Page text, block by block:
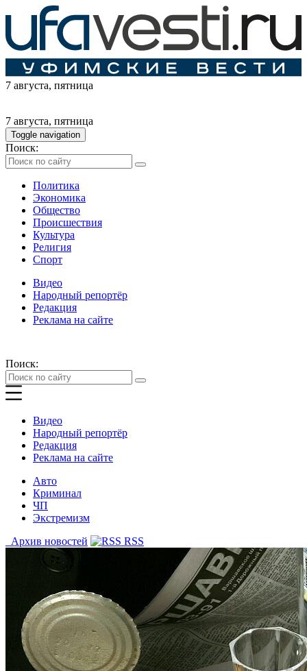
7 августа, пятница
7 августа, пятница
Toggle navigation
Поиск:
Политика
Экономика
Общество
Происшествия
Культура
Религия
Спорт
Видео
Народный репортёр
Редакция
Реклама на сайте
Поиск:
Видео
Народный репортёр
Редакция
Реклама на сайте
Авто
Криминал
ЧП
Экстремизм
Архив новостей
RSS